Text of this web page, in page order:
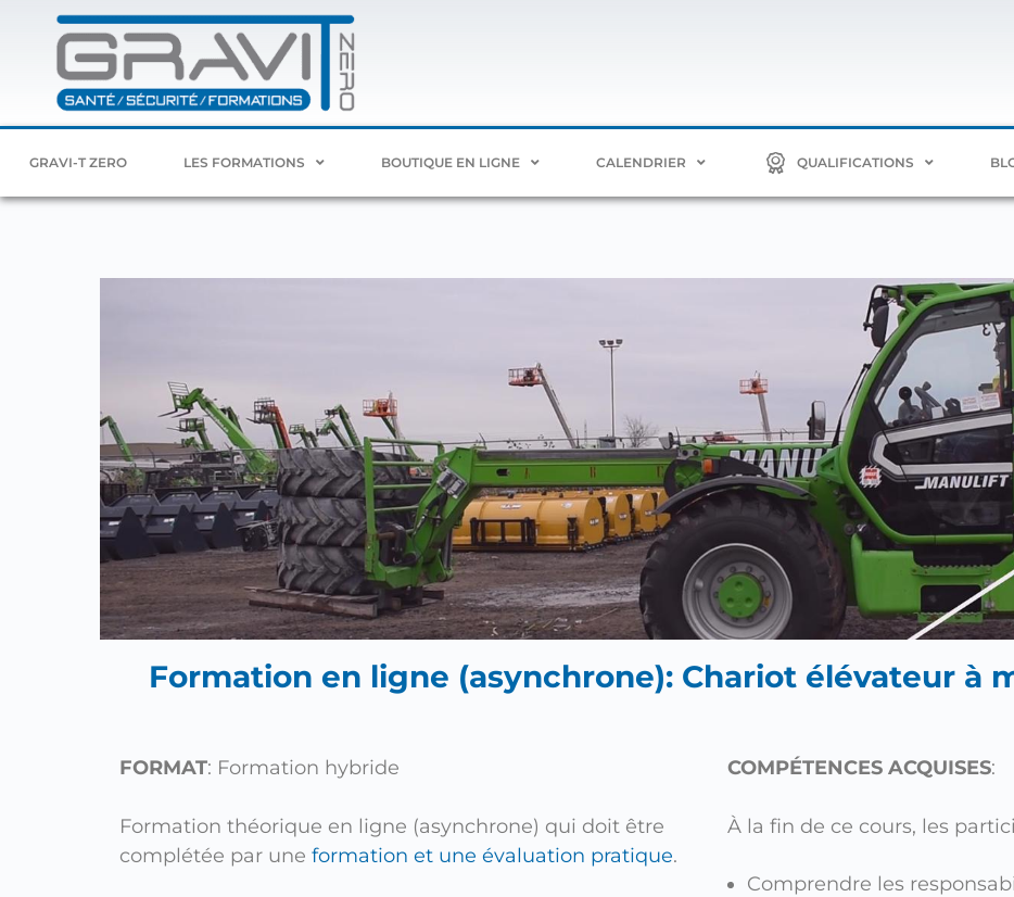
GRAVI-T ZERO LES FORMATIONS BOUTIQUE EN LIGNE CALENDRIER QUALIFICATIONS
Formation en ligne (asynchrone): Chariot élévateur à
FORMAT: Formation hybride
Formation théorique en ligne (asynchrone) qui doit être
complétée par une formation et une évaluation pratique.
COMPÉTENCES ACQUISES:
À la fin de ce cours, les
Comprendre les